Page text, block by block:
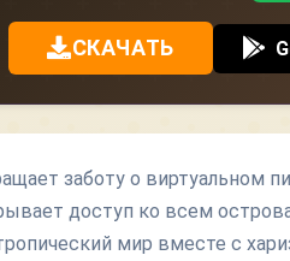
СКАЧАТЬ
заботу о виртуальном
доступ ко всем
мир вместе с